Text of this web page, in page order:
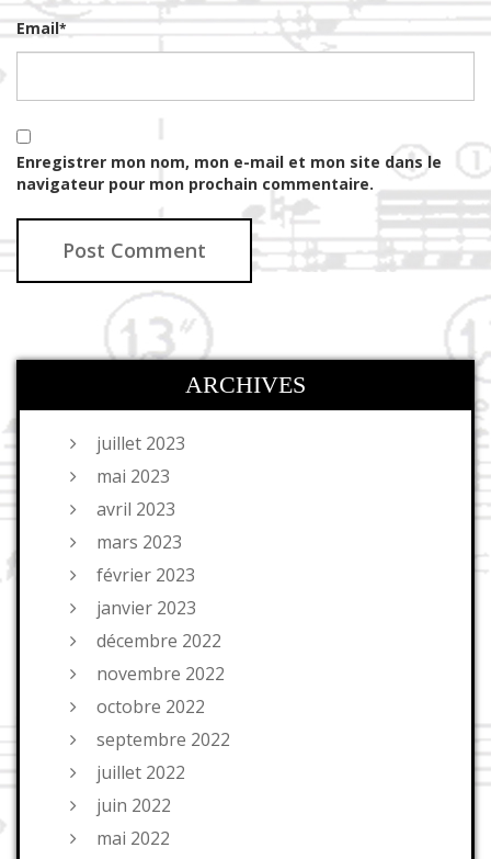
Email*
Enregistrer mon nom, mon e-mail et mon site dans le
navigateur pour mon prochain commentaire.
ARCHIVES
juillet 2023
mai 2023
avril 2023
mars 2023
février 2023
janvier 2023
décembre 2022
novembre 2022
octobre 2022
septembre 2022
juillet 2022
juin 2022
mai 2022